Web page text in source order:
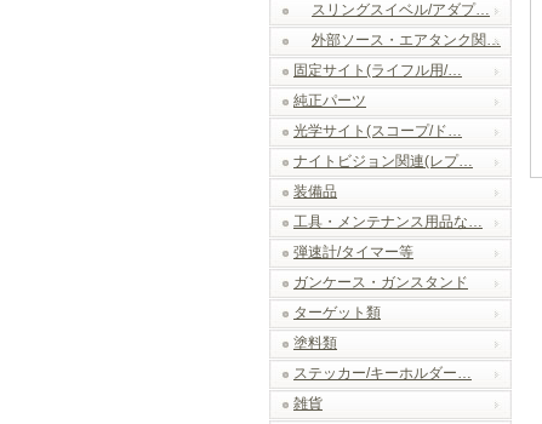
スリングスイベル/アダプ…
外部ソース・エアタンク関…
固定サイト(ライフル用/…
純正パーツ
光学サイト(スコープ/ド…
ナイトビジョン関連(レプ…
装備品
工具・メンテナンス用品な…
弾速計/タイマー等
ガンケース・ガンスタンド
ターゲット類
塗料類
ステッカー/キーホルダー…
雑貨